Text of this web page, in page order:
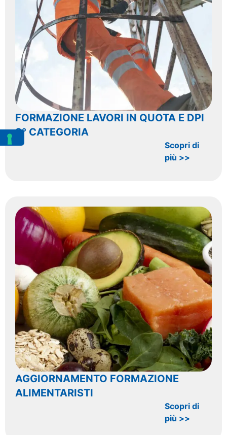
FORMAZIONE LAVORI IN QUOTA E DPI
3° CATEGORIA
Scopri di
più >>
AGGIORNAMENTO FORMAZIONE
ALIMENTARISTI
Scopri di
più >>